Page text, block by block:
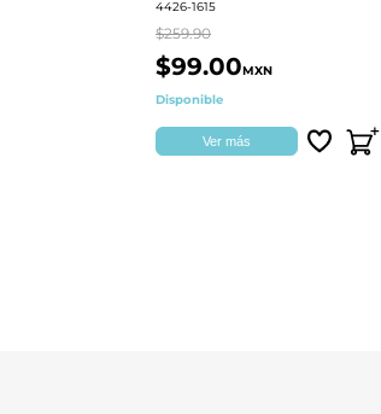
4426-1615
$259.90
$99.00MXN
Disponible
Ver más